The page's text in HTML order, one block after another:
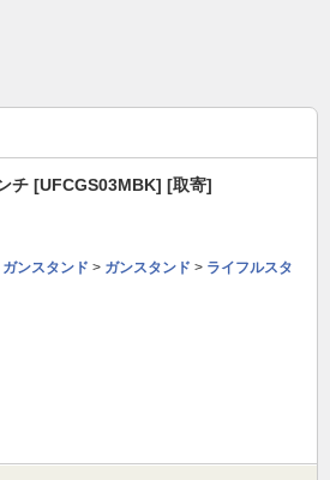
チ [UFCGS03MBK] [取寄]
ンスタンド > ガンスタンド > ライフルスタ